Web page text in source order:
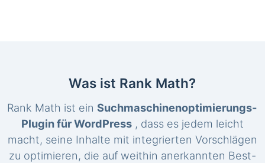
Was ist Rank Math?
Rank Math ist einSuchmaschinenoptimierungs-
Plugin für WordPress, dass es jedem leicht
macht, seine Inhalte mit integrierten Vorschlägen
zu optimieren, die auf weithin anerkannten Best-